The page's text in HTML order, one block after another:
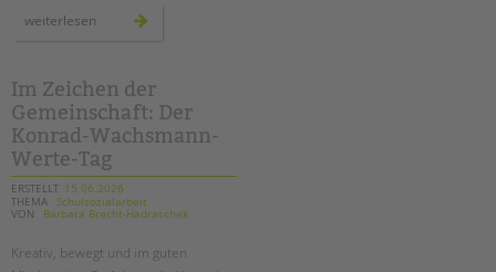
weiterlesen sommer,
unser
tandem
btl
sommerfest
2026!
Im Zeichen der
Gemeinschaft: Der
Konrad-Wachsmann-
Werte-Tag
ERSTELLT 15.06.2026
THEMA Schulsozialarbeit
VON
Barbara Brecht-Hadraschek
Kreativ, bewegt und im guten